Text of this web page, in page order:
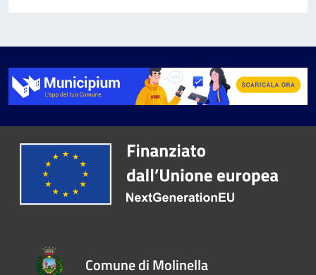
Comune di Molinella